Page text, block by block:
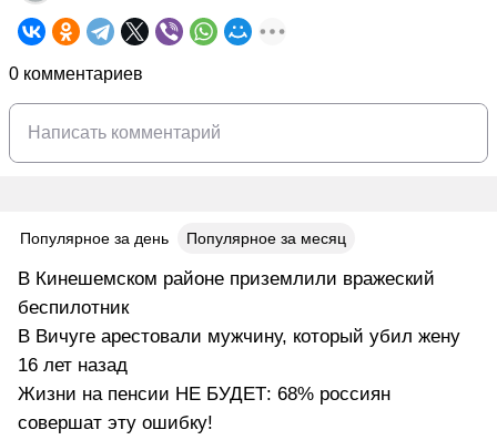
0 комментариев
Популярное за день Популярное за месяц
В Кинешемском районе приземлили вражеский
беспилотник
В Вичуге арестовали мужчину, который убил жену
16 лет назад
Жизни на пенсии НЕ БУДЕТ: 68% россиян
совершат эту ошибку!